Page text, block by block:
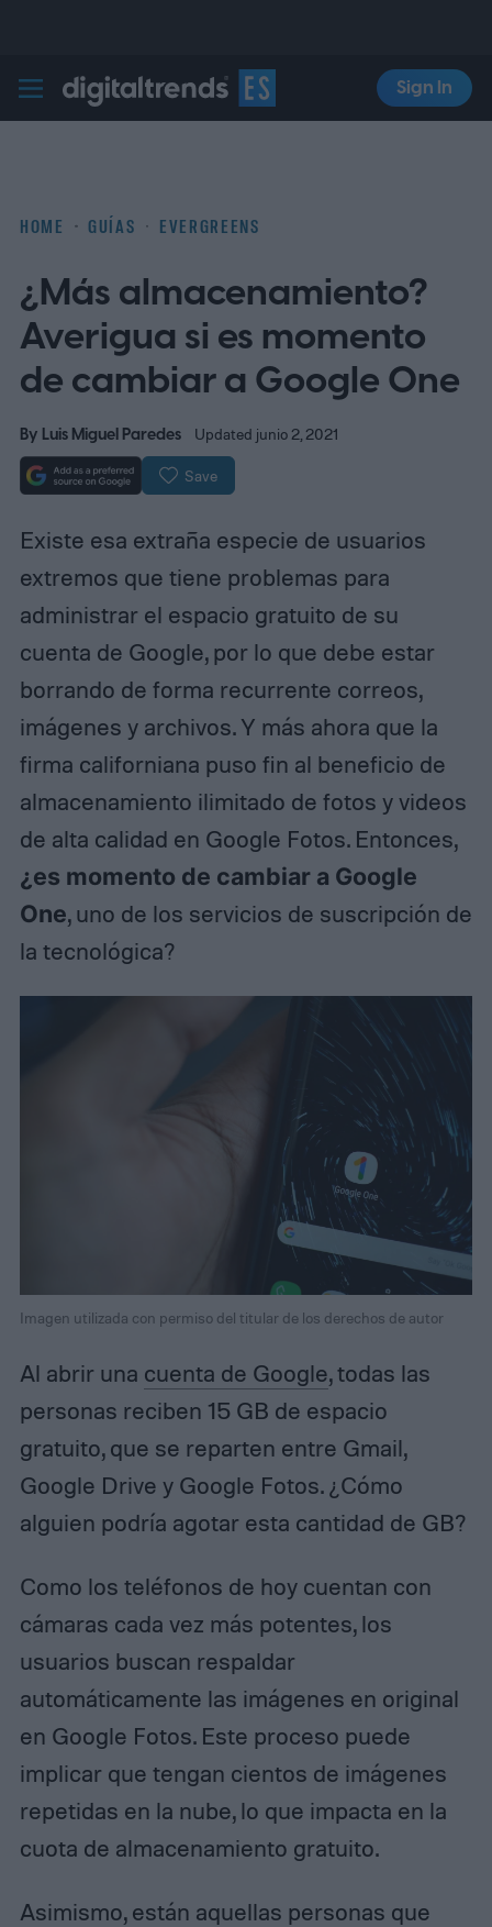
Digital Trends Español
Sign In
HOME GUÍAS EVERGREENS
¿Más almacenamiento?
Averigua si es momento
de cambiar a Google One
By Luis Miguel Paredes Updated junio 2, 2021
Save
Existe esa extraña especie de usuarios
extremos que tiene problemas para
administrar el espacio gratuito de su
cuenta de Google, por lo que debe estar
borrando de forma recurrente correos,
imágenes y archivos. Y más ahora que la
firma californiana puso fin al beneficio de
almacenamiento ilimitado de fotos y videos
de alta calidad en Google Fotos. Entonces,
¿es momento de cambiar a Google
One, uno de los servicios de suscripción de
la tecnológica?
Imagen utilizada con permiso del titular de los derechos de autor
Al abrir una cuenta de Google, todas las
personas reciben 15 GB de espacio
gratuito, que se reparten entre Gmail,
Google Drive y Google Fotos. ¿Cómo
alguien podría agotar esta cantidad de GB?
Como los teléfonos de hoy cuentan con
cámaras cada vez más potentes, los
usuarios buscan respaldar
automáticamente las imágenes en original
en Google Fotos. Este proceso puede
implicar que tengan cientos de imágenes
repetidas en la nube, lo que impacta en la
cuota de almacenamiento gratuito.
Asimismo, están aquellas personas que